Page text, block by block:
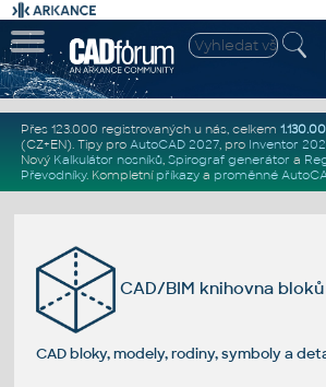
Přes 123.000 registrovaných u nás, celkem
(CZ+EN). Tipy pro AutoCAD 2027, pro Inventor
Nový Kalkulátor nosníků, Spirograf generátor a
Převodníky. Kompletní příkazya proměnné
CAD/BIM knihovna
CAD bloky, modely, rodiny, symboly a